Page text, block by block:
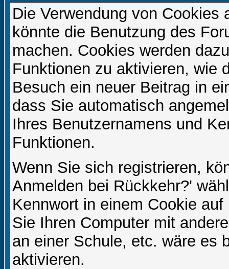
Die Verwendung von
könnte die Benutzung des
machen. Cookies werden
Funktionen zu aktivieren, wie
Besuch ein neuer Beitrag in
dass Sie automatisch
Ihres Benutzernamens und
Funktionen.
Wenn Sie sich registrieren,
Anmelden bei Rückkehr?'
Kennwort in einem Cookie
Sie Ihren Computer mit
an einer Schule, etc. wäre es
aktivieren.